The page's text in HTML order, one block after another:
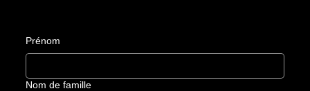
Prénom
Nom de famille